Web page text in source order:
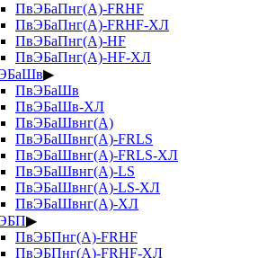
ПвЭБаПнг(А)-FRHF
ПвЭБаПнг(А)-FRHF-ХЛ
ПвЭБаПнг(А)-HF
ПвЭБаПнг(А)-HF-ХЛ
▶
ПвЭБаШв
ПвЭБаШв-ХЛ
ПвЭБаШвнг(А)
ПвЭБаШвнг(А)-FRLS
ПвЭБаШвнг(А)-FRLS-ХЛ
ПвЭБаШвнг(А)-LS
ПвЭБаШвнг(А)-LS-ХЛ
ПвЭБаШвнг(А)-ХЛ
▶
ПвЭБПнг(А)-FRHF
ПвЭБПнг(А)-FRHF-ХЛ